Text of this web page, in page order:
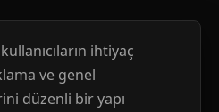
ihtiyaç
ve genel
düzenli bir yapı